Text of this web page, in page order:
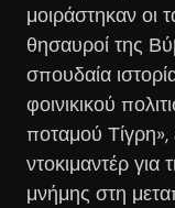
μοιράστηκαν οι
θησαυροί της
σπουδαία
φοινικικού
ποταμού
ντοκιμαντέρ για
μνήμης στη